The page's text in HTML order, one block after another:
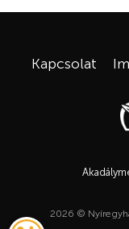
Kapcsolat
2026 ©